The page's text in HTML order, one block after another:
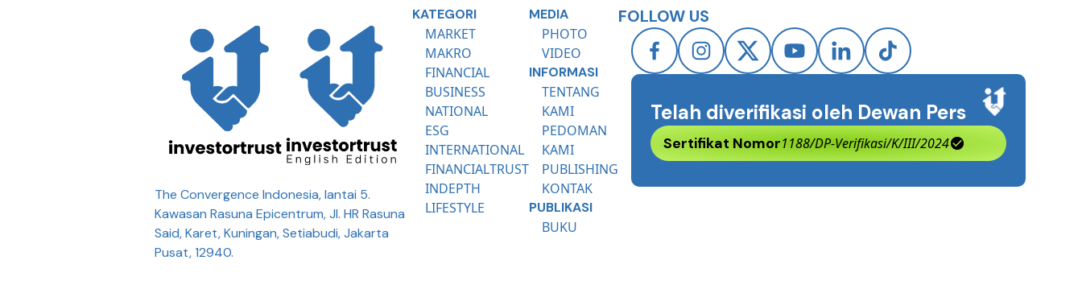
The Convergence Indonesia, lantai 5.
Kawasan Rasuna Epicentrum, Jl. HR Rasuna
Said, Karet, Kuningan, Setiabudi, Jakarta
Pusat, 12940.
KATEGORI
MARKET
MAKRO
FINANCIAL
BUSINESS
NATIONAL
ESG
INTERNATIONAL
FINANCIALTRUST
INDEPTH
LIFESTYLE
MEDIA
PHOTO
VIDEO
INFORMASI
TENTANG
KAMI
PEDOMAN
KAMI
PUBLISHING
KONTAK
PUBLIKASI
BUKU
FOLLOW US
Telah diverifikasi oleh Dewan Pers
Sertifikat Nomor1188/DP-Verifikasi/K/III/2024